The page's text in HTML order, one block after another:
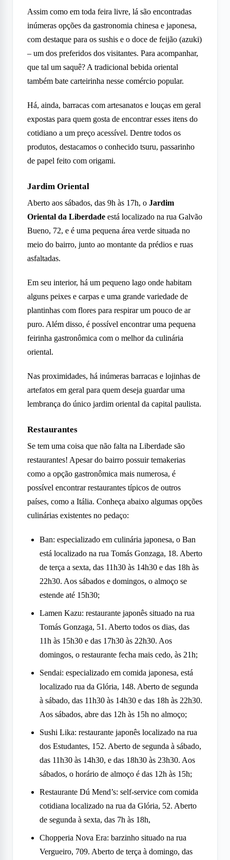
Assim como em toda feira livre, lá são encontradas
inúmeras opções da gastronomia chinesa e japonesa,
com destaque para os sushis e o doce de feijão (azuki)
– um dos preferidos dos visitantes. Para acompanhar,
que tal um saquê? A tradicional bebida oriental
também bate carteirinha nesse comércio popular.
Há, ainda, barracas com artesanatos e louças em geral
expostas para quem gosta de encontrar esses itens do
cotidiano a um preço acessível. Dentre todos os
produtos, destacamos o conhecido tsuru, passarinho
de papel feito com origami.
Jardim Oriental
Aberto aos sábados, das 9h às 17h, o Jardim
Oriental da Liberdade está localizado na rua Galvão
Bueno, 72, e é uma pequena área verde situada no
meio do bairro, junto ao montante da prédios e ruas
asfaltadas.
Em seu interior, há um pequeno lago onde habitam
alguns peixes e carpas e uma grande variedade de
plantinhas com flores para respirar um pouco de ar
puro. Além disso, é possível encontrar uma pequena
feirinha gastronômica com o melhor da culinária
oriental.
Nas proximidades, há inúmeras barracas e lojinhas de
artefatos em geral para quem deseja guardar uma
lembrança do único jardim oriental da capital paulista.
Restaurantes
Se tem uma coisa que não falta na Liberdade são
restaurantes! Apesar do bairro possuir temakerias
como a opção gastronômica mais numerosa, é
possível encontrar restaurantes típicos de outros
países, como a Itália. Conheça abaixo algumas opções
culinárias existentes no pedaço:
Ban: especializado em culinária japonesa, o Ban
está localizado na rua Tomás Gonzaga, 18. Aberto
de terça a sexta, das 11h30 às 14h30 e das 18h às
22h30. Aos sábados e domingos, o almoço se
estende até 15h30;
Lamen Kazu: restaurante japonês situado na rua
Tomás Gonzaga, 51. Aberto todos os dias, das
11h às 15h30 e das 17h30 às 22h30. Aos
domingos, o restaurante fecha mais cedo, às 21h;
Sendai: especializado em comida japonesa, está
localizado rua da Glória, 148. Aberto de segunda
à sábado, das 11h30 às 14h30 e das 18h às 22h30.
Aos sábados, abre das 12h às 15h no almoço;
Sushi Lika: restaurante japonês localizado na rua
dos Estudantes, 152. Aberto de segunda à sábado,
das 11h30 às 14h30, e das 18h30 às 23h30. Aos
sábados, o horário de almoço é das 12h às 15h;
Restaurante Dú Mend’s: self-service com comida
cotidiana localizado na rua da Glória, 52. Aberto
de segunda à sexta, das 7h às 18h,
Chopperia Nova Era: barzinho situado na rua
Vergueiro, 709. Aberto de terça à domingo, das